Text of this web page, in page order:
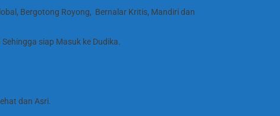
Bergotong Royong, Bernalar Kritis, Mandiri dan
siap Masuk ke Dudika.
dan Asri.